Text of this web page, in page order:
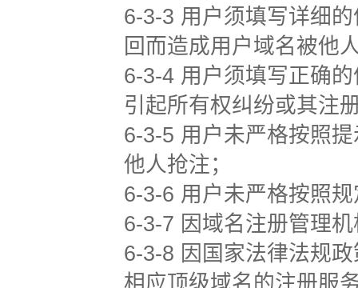
6-3-3 用户须填写详细
回而造成用户域名被他
6-3-4 用户须填写正确
引起所有权纠纷或其注
6-3-5 用户未严格按照
他人抢注；
6-3-6 用户未严格按照
6-3-7 因域名注册管理
6-3-8 因国家法律法规
相应顶级域名的注册服